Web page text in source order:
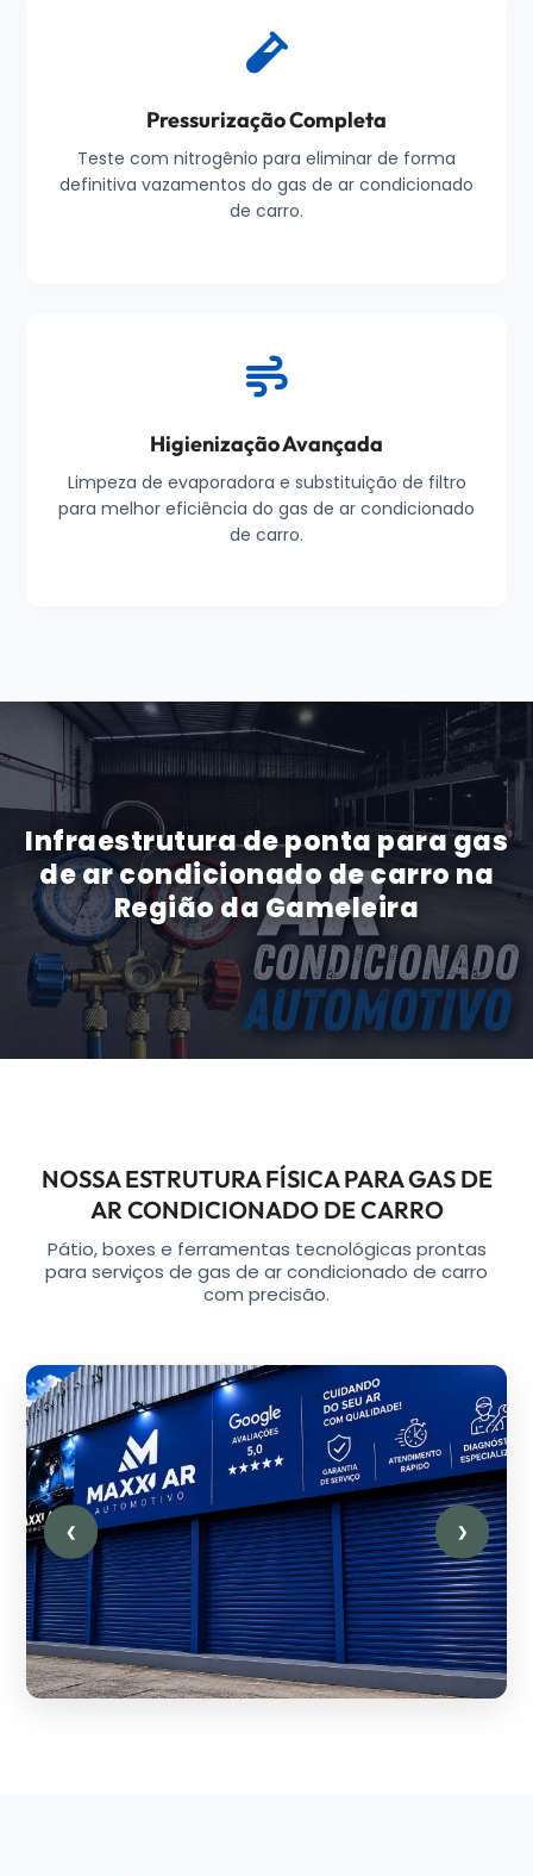
Pressurização Completa
Teste com nitrogênio para eliminar de forma
definitiva vazamentos do gas de ar condicionado
de carro.
Higienização Avançada
Limpeza de evaporadora e substituição de filtro
para melhor eficiência do gas de ar condicionado
de carro.
Infraestrutura de ponta para gas
de ar condicionado de carro na
Região da Gameleira
NOSSA ESTRUTURA FÍSICA PARA GAS DE
AR CONDICIONADO DE CARRO
Pátio, boxes e ferramentas tecnológicas prontas
para serviços de gas de ar condicionado de carro
com precisão.
❮ ❯